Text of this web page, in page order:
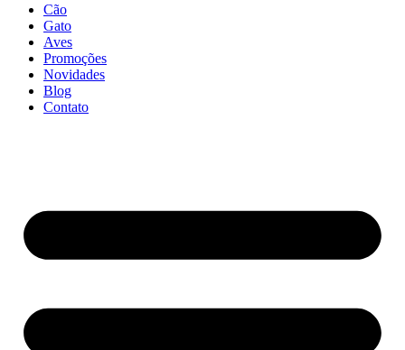
Cão
Gato
Aves
Promoções
Novidades
Blog
Contato